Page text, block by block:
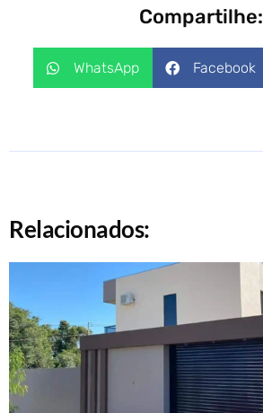
Compartilhe:
WhatsApp Facebook
Relacionados: